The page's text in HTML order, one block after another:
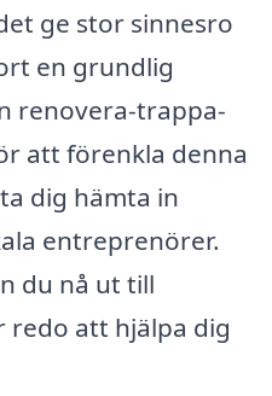
ge stor sinnesro
en grundlig
renovera-trappa-
att förenkla denna
dig hämta in
entreprenörer.
du nå ut till
redo att hjälpa dig